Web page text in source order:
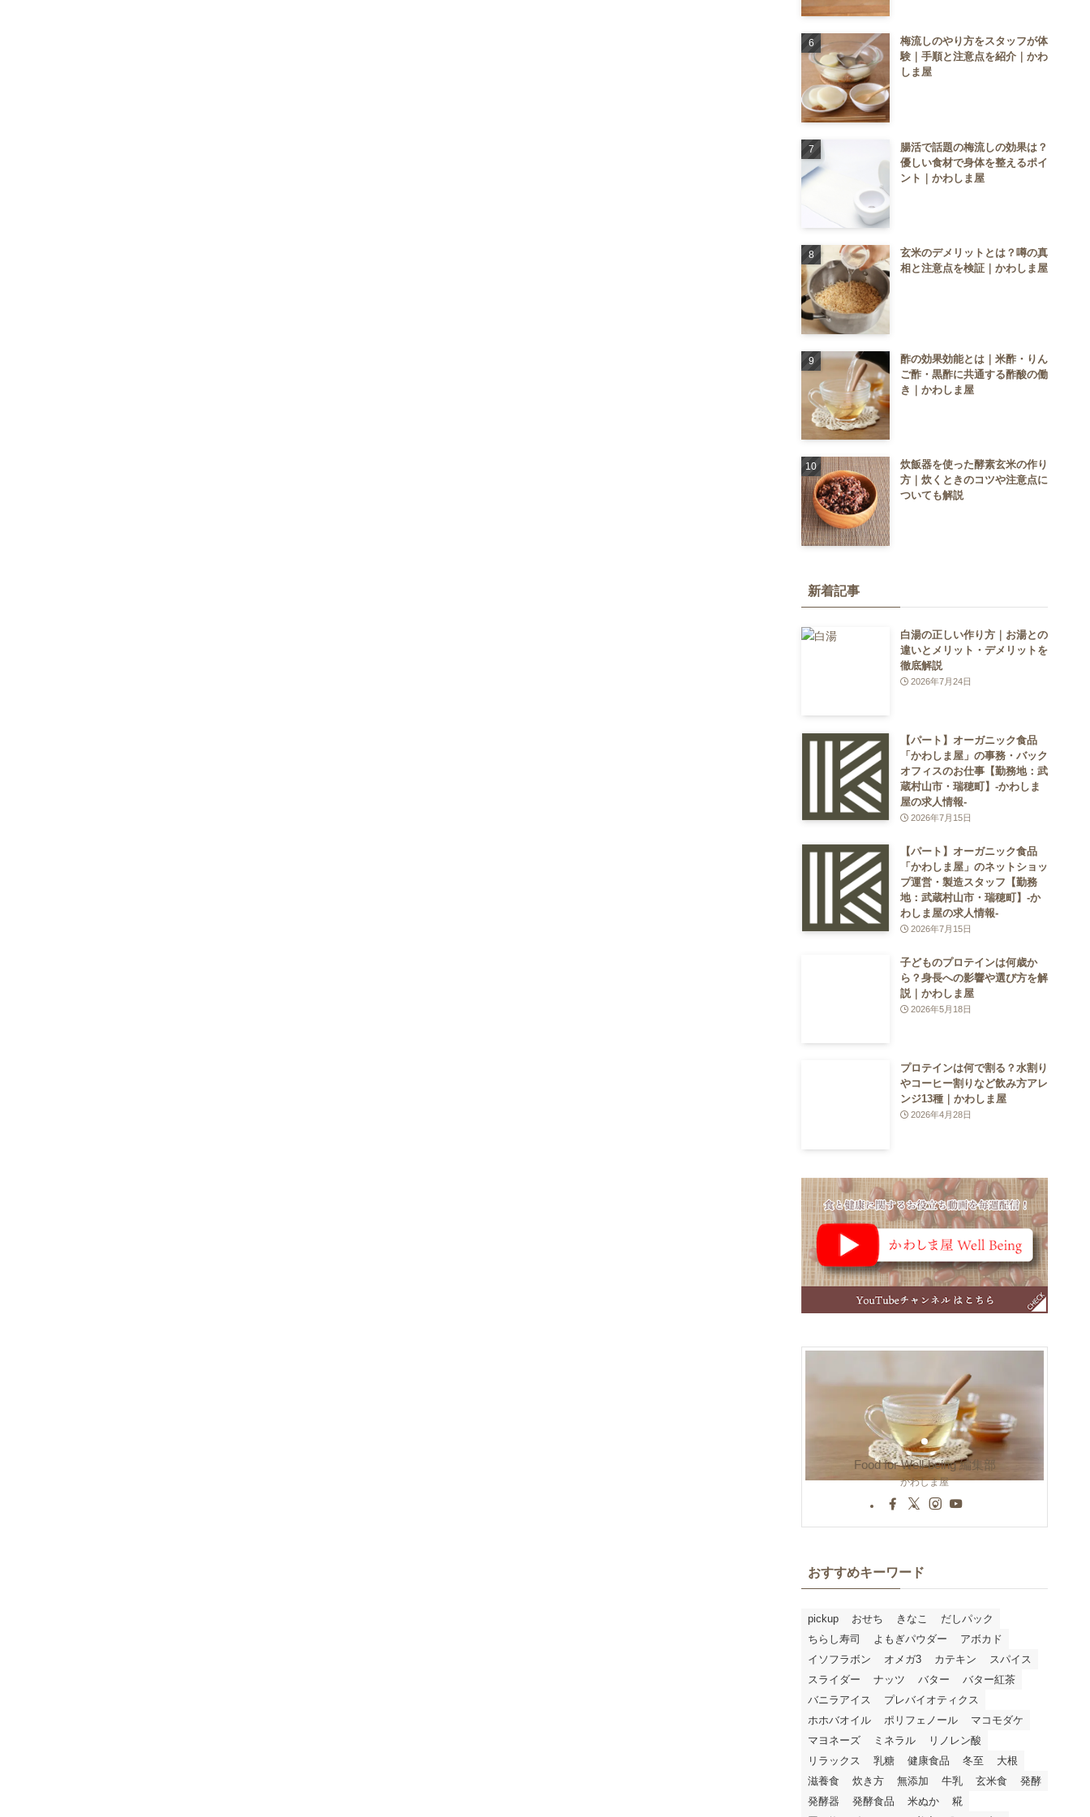
梅流しのやり方をスタッフが体
験｜手順と注意点を紹介｜かわ
しま屋
腸活で話題の梅流しの効果は？
優しい食材で身体を整えるポイ
ント｜かわしま屋
玄米のデメリットとは？噂の真
相と注意点を検証｜かわしま屋
酢の効果効能とは｜米酢・りん
ご酢・黒酢に共通する酢酸の働
き｜かわしま屋
炊飯器を使った酵素玄米の作り
方｜炊くときのコツや注意点に
ついても解説
新着記事
白湯の正しい作り方｜お湯との
違いとメリット・デメリットを
徹底解説
2026年7月24日
【パート】オーガニック食品
「かわしま屋」の事務・バック
オフィスのお仕事【勤務地：武
蔵村山市・瑞穂町】-かわしま
屋の求人情報-
2026年7月15日
【パート】オーガニック食品
「かわしま屋」のネットショッ
プ運営・製造スタッフ【勤務
地：武蔵村山市・瑞穂町】-か
わしま屋の求人情報-
2026年7月15日
子どものプロテインは何歳か
ら？身長への影響や選び方を解
説｜かわしま屋
2026年5月18日
プロテインは何で割る？水割り
やコーヒー割りなど飲み方アレ
ンジ13種｜かわしま屋
2026年4月28日
Food for Well-being 編集部
かわしま屋
おすすめキーワード
pickup おせち きなこ
だしパック
ちらし寿司
よもぎパウダー
アボカド
イソフラボン
オメガ3 カテキン
スパイス
スライダー
ナッツ バター
バター紅茶
バニラアイス
プレバイオティクス
ホホバオイル
ポリフェノール
マコモダケ
マヨネーズ
ミネラル
リノレン酸
リラックス
乳糖 健康食品 冬至
大根
滋養食
炊き方 無添加 牛乳 玄米食
発酵
発酵器
発酵食品 米ぬか
糀